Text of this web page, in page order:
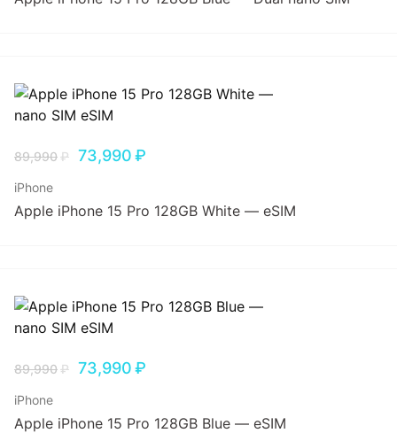
89,990₽ 73,990₽
iPhone
Apple iPhone 15 Pro 128GB White — eSIM
89,990₽ 73,990₽
iPhone
Apple iPhone 15 Pro 128GB Blue — eSIM